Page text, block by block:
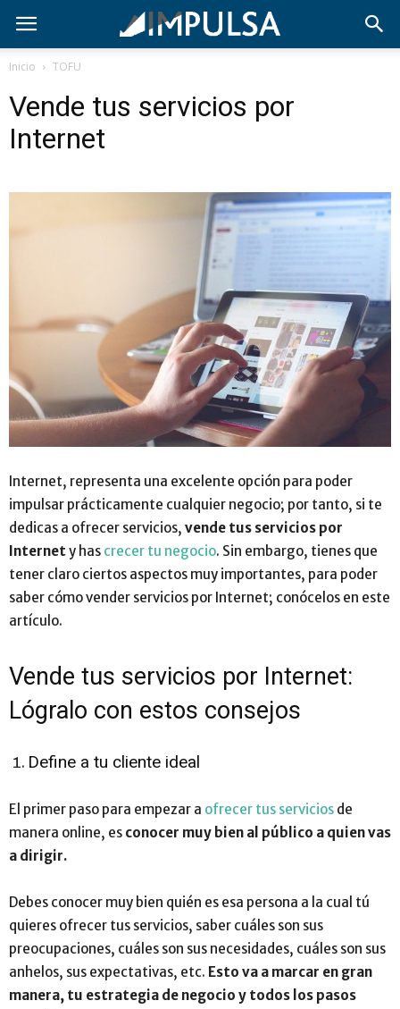
Inicio TOFU
Vende tus servicios por
Internet
Internet, representa una excelente opción para poder
impulsar prácticamente cualquier negocio; por tanto, si te
dedicas a ofrecer servicios, vende tus servicios por
Internety has crecer tu negocio. Sin embargo, tienes que
tener claro ciertos aspectos muy importantes, para poder
saber cómo vender servicios por Internet; conócelos en este
artículo.
Vende tus servicios por Internet:
Lógralo con estos consejos
Define a tu cliente ideal
El primer paso para empezar a ofrecer tus servicios de
manera online, es conocer muy bien al público a quien vas
a dirigir.
Debes conocer muy bien quién es esa persona a la cual tú
quieres ofrecer tus servicios, saber cuáles son sus
preocupaciones, cuáles son sus necesidades, cuáles son sus
anhelos, sus expectativas, etc. Esto va a marcar en gran
manera, tu estrategia de negocio y todos los pasos